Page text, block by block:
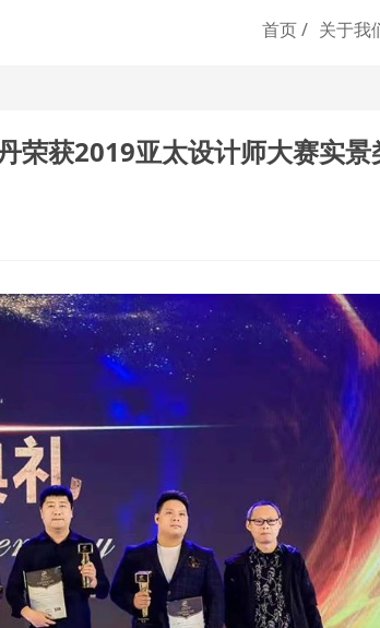
首页 / 关于我
荣获2019亚太设计师大赛实景